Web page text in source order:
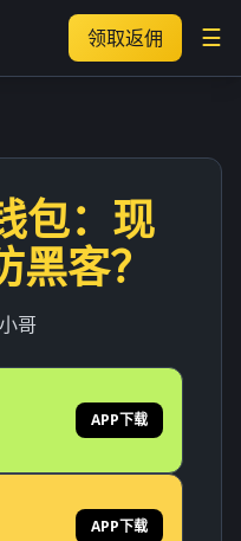
领取返佣 ☰
包：现
黑客？
哥
APP下载
APP下载